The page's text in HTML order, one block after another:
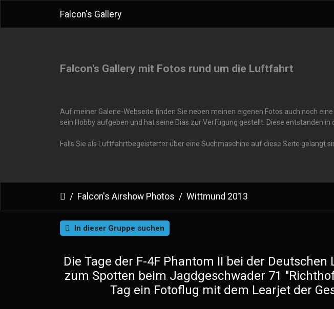
Falcon's Gallery
Falcon's Gallery mit Fotos rund um die Luftfahrt
Auf meiner Galerie-Webseite finden Sie neben meinen eigenen Fotos auch noch
sein Hobby aufgeben und hat seine Dias zur Verfügung gestellt. Diese entstanden
Falls Sie als Luftfahrtbegeisterter über eine Suchmaschine auf diese Seite gelangt
Falcon's Airshow Photos Wittmund 2013
In dieser Gruppe suchen
Die Tage der F-4F Phantom II bei der
zum Spotten beim Jagdgeschwader 71
Tag ein Fotoflug mit dem Learjet der